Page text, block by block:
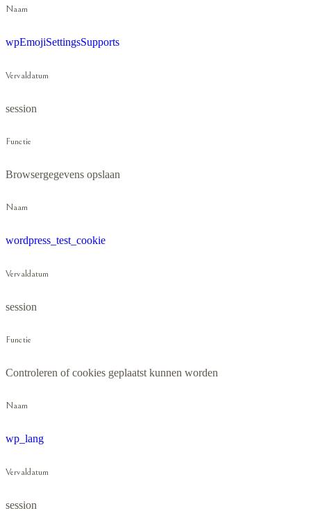
Naam
wpEmojiSettingsSupports
Vervaldatum
session
Functie
Browsergegevens opslaan
Naam
wordpress_test_cookie
Vervaldatum
session
Functie
Controleren of cookies geplaatst kunnen worden
Naam
wp_lang
Vervaldatum
session